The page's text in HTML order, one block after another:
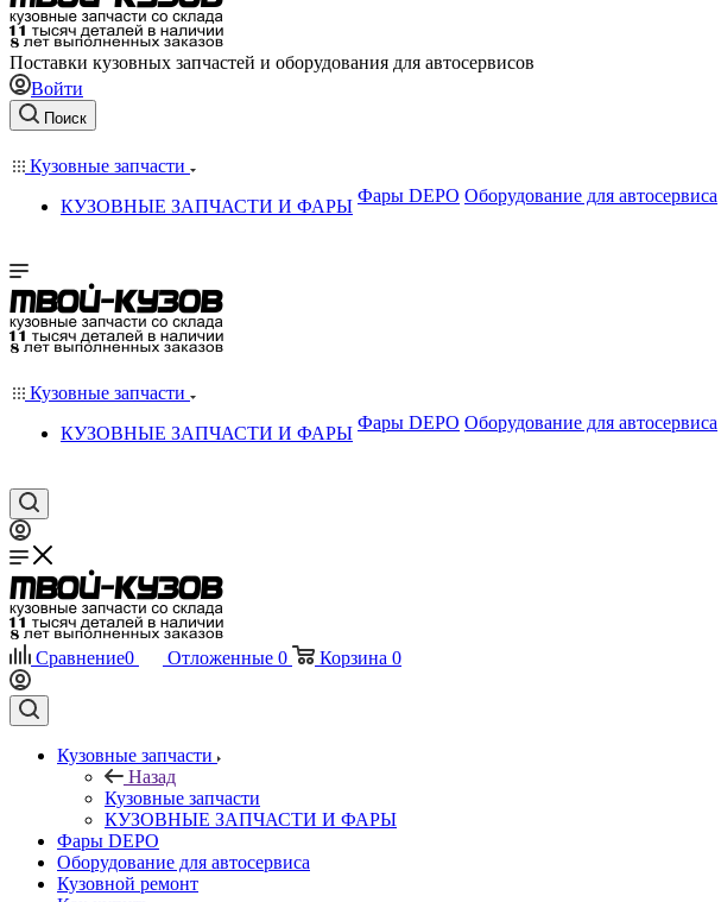
Поставки кузовных запчастей и оборудования для автосервисов
Войти
Поиск
Кузовные запчасти
КУЗОВНЫЕ ЗАПЧАСТИ И ФАРЫ
Фары DEPO Оборудование для автосервиса
Кузовные запчасти
КУЗОВНЫЕ ЗАПЧАСТИ И ФАРЫ
Фары DEPO Оборудование для автосервиса
Сравнение0 Отложенные 0 Корзина 0
Кузовные запчасти
Назад
Кузовные запчасти
КУЗОВНЫЕ ЗАПЧАСТИ И ФАРЫ
Фары DEPO
Оборудование для автосервиса
Кузовной ремонт